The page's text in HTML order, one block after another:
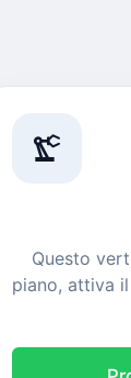
precision_manufacturing
Questo
piano, attiva